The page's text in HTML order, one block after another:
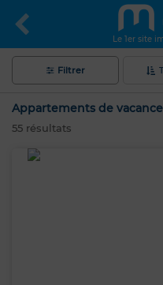
Le 1er site
Filtrer
Appartements de
55 résultats